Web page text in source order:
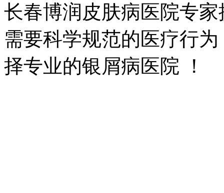
长春博润皮肤病医院专
需要科学规范的医疗行
择专业的银屑病医院 ！